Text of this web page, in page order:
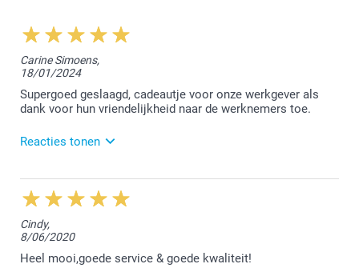
Carine Simoens,
18/01/2024
Supergoed geslaagd, cadeautje voor onze werkgever als
dank voor hun vriendelijkheid naar de werknemers toe.
Reacties tonen
23/01/2024
13:50
Dag Carine,
Bedankt voor jouw mooie review. Wat een leuk en
nuttig cadeautje voor de werknemers.
Ik hoop dat ze er bij mee zijn :-)
Cindy,
8/06/2020
Heel mooi,goede service & goede kwaliteit!